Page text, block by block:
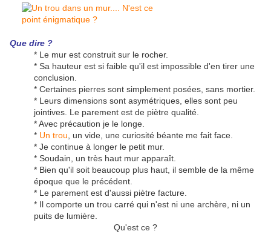
Que dire ?
* Le mur est construit sur le rocher.
* Sa hauteur est si faible qu'il est impossible d'en tirer une
conclusion.
* Certaines pierres sont simplement posées, sans mortier.
* Leurs dimensions sont asymétriques, elles sont peu
jointives. Le parement est de piètre qualité.
* Avec précaution je le longe.
* Un trou , un vide, une curiosité béante me fait face.
* Je continue à longer le petit mur.
* Soudain, un très haut mur apparaît.
* Bien qu'il soit beaucoup plus haut, il semble de la même
époque que le précédent.
* Le parement est d'aussi piètre facture.
* Il comporte un trou carré qui n'est ni une archère, ni un
puits de lumière.
Qu'est ce ?